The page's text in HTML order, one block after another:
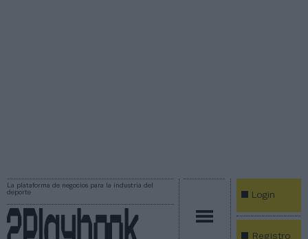
La plataforma de negocios para la industria del
deporte
Login
Registro